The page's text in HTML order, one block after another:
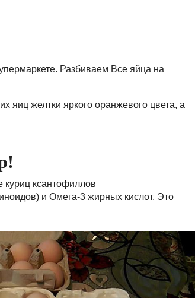
Разбиваем Все яйца на
яиц желтки яркого оранжевого цвета, а
куриц ксантофиллов
и Омега-3 жирных кислот. Это